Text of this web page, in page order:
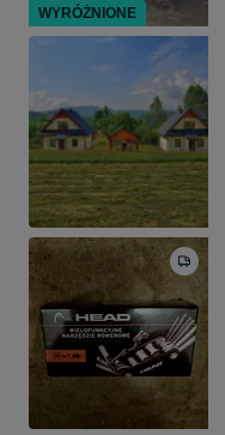
WYRÓŻNIONE